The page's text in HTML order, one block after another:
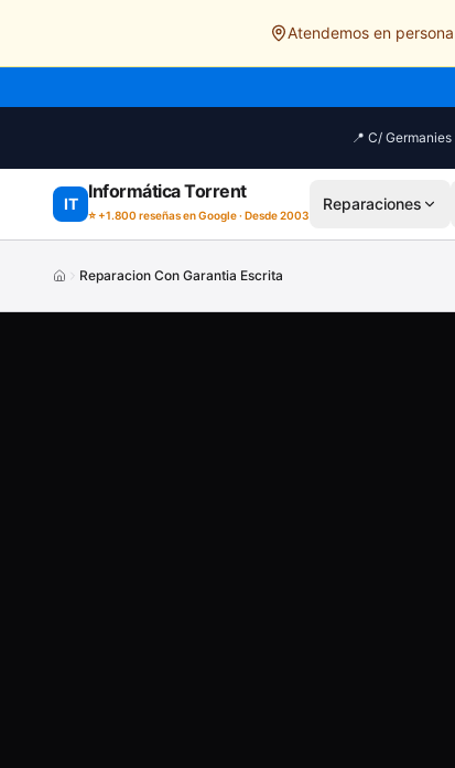
Atendemos en
📍 C/
IT
Informática Torrent
⭐ +1.800 reseñas en Google · Desde 2003
Reparaciones
Reparacion Con Garantia Escrita